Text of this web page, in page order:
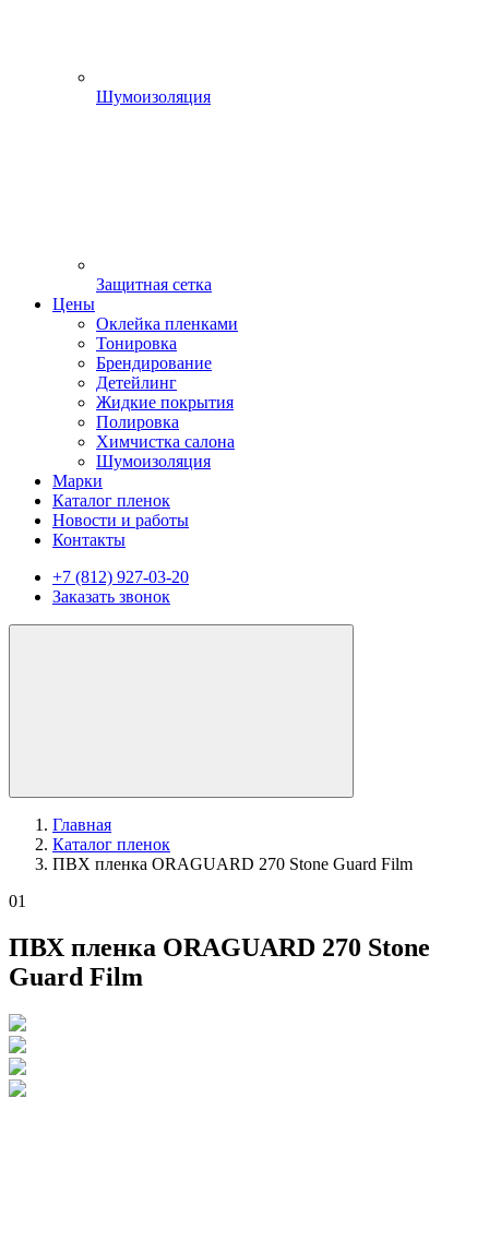
Шумоизоляция
Защитная сетка
Цены
Оклейка пленками
Тонировка
Брендирование
Детейлинг
Жидкие покрытия
Полировка
Химчистка салона
Шумоизоляция
Марки
Каталог пленок
Новости и работы
Контакты
+7 (812) 927-03-20
Заказать звонок
Главная
Каталог пленок
ПВХ пленка ORAGUARD 270 Stone Guard Film
01
ПВХ пленка ORAGUARD 270 Stone
Guard Film